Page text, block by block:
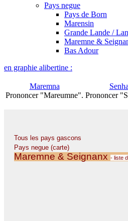
Pays negue
Pays de Born
Marensin
Grande Lande /
Maremne &
Bas Adour
en graphie alibertine :
Maremna
Prononcer "Mareumne". Prononcer